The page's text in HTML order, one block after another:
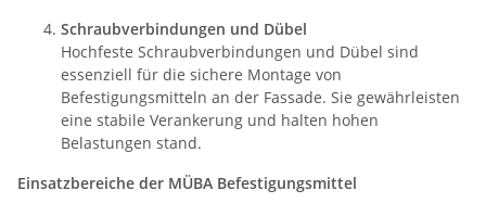
Schraubverbindungen und Dübel
Hochfeste Schraubverbindungen und Dübel sind
essenziell für die sichere Montage von
Befestigungsmitteln an der Fassade. Sie gewährleisten
eine stabile Verankerung und halten hohen
Belastungen stand.
Einsatzbereiche der MÜBA Befestigungsmittel